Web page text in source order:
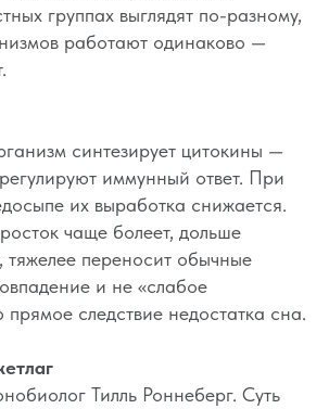
группах выглядят по-разному,
работают одинаково —
синтезирует цитокины —
иммунный ответ. При
их выработка снижается.
чаще болеет, дольше
тяжелее переносит обычные
и не «слабое
прямое следствие недостатка сна.
Тилль Роннеберг. Суть